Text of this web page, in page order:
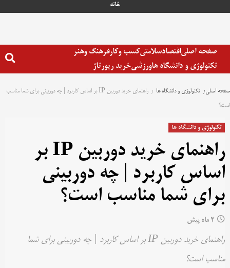
خانه
صفحه اصلیاقتصادسلامتیکسب وکارفرهنگ وهنر
تکنولوژی و دانشگاه هاورزشیخرید رپورتاژ
صفحه اصلی تکنولوژی و دانشگاه ها
راهنمای خرید دوربین IP بر اساس کاربرد | چه دوربینی برای شما مناسب
است؟
تکنولوژی و دانشگاه ها
راهنمای خرید دوربین IP بر
اساس کاربرد | چه دوربینی
برای شما مناسب است؟
2 ماه پیش
راهنمای خرید دوربین IP بر اساس کاربرد | چه دوربینی برای شما
مناسب است؟